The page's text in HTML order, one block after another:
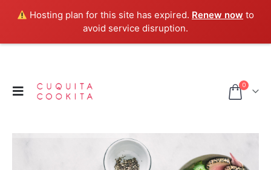
Hosting plan for this site has expired. Renew now to
avoid service disruption.
0